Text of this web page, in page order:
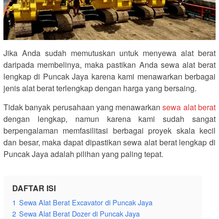
Jika Anda sudah memutuskan untuk menyewa alat berat
daripada membelinya, maka pastikan Anda sewa alat berat
lengkap di Puncak Jaya karena kami menawarkan berbagai
jenis alat berat terlengkap dengan harga yang bersaing.
Tidak banyak perusahaan yang menawarkansewa alat berat
dengan lengkap, namun karena kami sudah sangat
berpengalaman memfasilitasi berbagai proyek skala kecil
dan besar, maka dapat dipastikan sewa alat berat lengkap di
Puncak Jaya adalah pilihan yang paling tepat.
DAFTAR ISI
1 Sewa Alat Berat Excavator di Puncak Jaya
2 Sewa Alat Berat Dozer di Puncak Jaya